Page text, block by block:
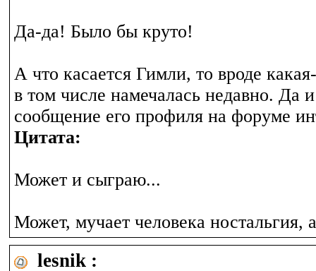
Да-да! Было бы круто!
А что касается Гимли, то вроде
в том числе намечалась недавно. Да
сообщение его профиля на форуме
Цитата:
Может и сыграю...
Может, мучает человека ностальгия,
lesnik :